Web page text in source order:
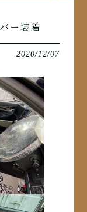
ー装着
2020/12/07